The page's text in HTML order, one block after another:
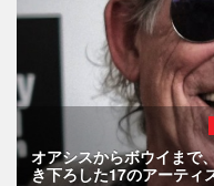
オアシスからボウイまで
き下ろした17のアーティ